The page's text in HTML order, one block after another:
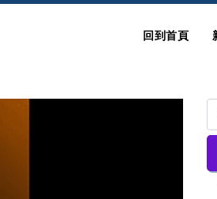
回到首頁